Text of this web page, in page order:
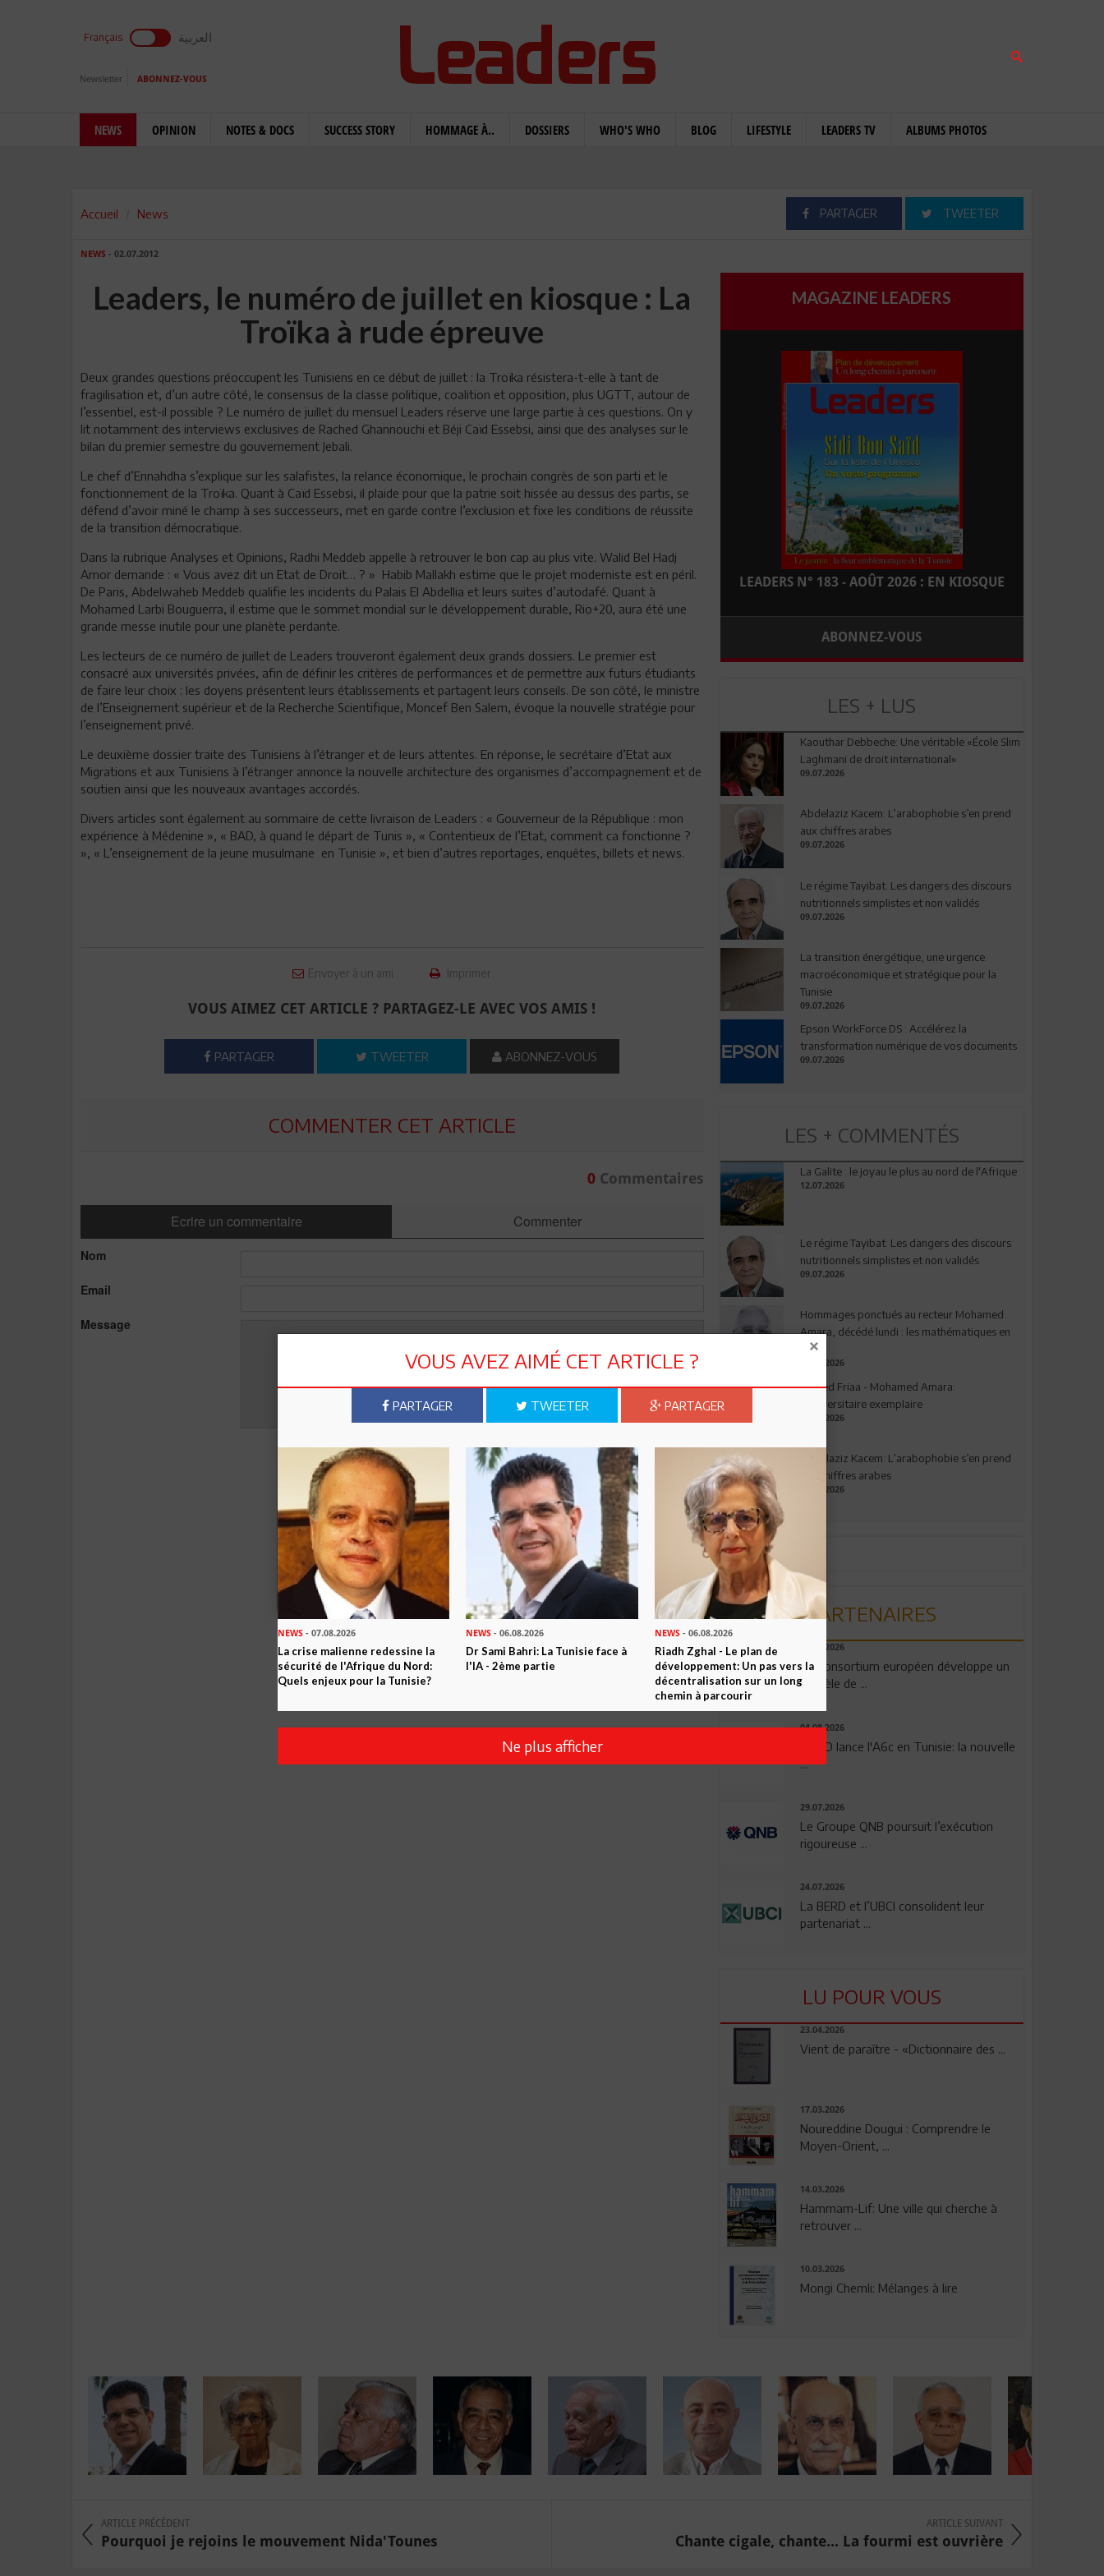
Français العربية
Newsletter ABONNEZ-VOUS
NEWS OPINION NOTES & DOCS SUCCESS STORY HOMMAGE À.. DOSSIERS WHO'S WHO BLOG LIFESTYLE LEADERS TV ALBUMS PHOTOS
Accueil News PARTAGER TWEETER
NEWS - 02.07.2012
Leaders, le numéro de juillet en kiosque : La
Troïka à rude épreuve
Deux grandes questions préoccupent les Tunisiens en ce début de juillet : la Troïka résistera-t-elle à tant de
fragilisation et, d’un autre côté, le consensus de la classe politique, coalition et opposition, plus UGTT, autour de
l’essentiel, est-il possible ? Le numéro de juillet du mensuel Leaders réserve une large partie à ces questions. On y
lit notamment des interviews exclusives de Rached Ghannouchi et Béji Caïd Essebsi, ainsi que des analyses sur le
bilan du premier semestre du gouvernement Jebali.
Le chef d’Ennahdha s’explique sur les salafistes, la relance économique, le prochain congrès de son parti et le
fonctionnement de la Troïka. Quant à Caïd Essebsi, il plaide pour que la patrie soit hissée au dessus des partis, se
défend d’avoir miné le champ à ses successeurs, met en garde contre l’exclusion et fixe les conditions de réussite
de la transition démocratique.
Dans la rubrique Analyses et Opinions, Radhi Meddeb appelle à retrouver le bon cap au plus vite. Walid Bel Hadj
Amor demande : « Vous avez dit un Etat de Droit… ? » Habib Mallakh estime que le projet moderniste est en péril.
De Paris, Abdelwaheb Meddeb qualifie les incidents du Palais El Abdellia et leurs suites d’autodafé. Quant à
Mohamed Larbi Bouguerra, il estime que le sommet mondial sur le développement durable, Rio+20, aura été une
grande messe inutile pour une planète perdante.
Les lecteurs de ce numéro de juillet de Leaders trouveront également deux grands dossiers. Le premier est
consacré aux universités privées, afin de définir les critères de performances et de permettre aux futurs étudiants
de faire leur choix : les doyens présentent leurs établissements et partagent leurs conseils. De son côté, le ministre
de l’Enseignement supérieur et de la Recherche Scientifique, Moncef Ben Salem, évoque la nouvelle stratégie pour
l’enseignement privé.
Le deuxième dossier traite des Tunisiens à l’étranger et de leurs attentes. En réponse, le secrétaire d’Etat aux
Migrations et aux Tunisiens à l’étranger annonce la nouvelle architecture des organismes d’accompagnement et de
soutien ainsi que les nouveaux avantages accordés.
Divers articles sont également au sommaire de cette livraison de Leaders : « Gouverneur de la République : mon
expérience à Médenine », « BAD, à quand le départ de Tunis », « Contentieux de l’Etat, comment ca fonctionne ?
», « L’enseignement de la jeune musulmane en Tunisie », et bien d’autres reportages, enquêtes, billets et news.
Envoyer à un ami Imprimer
VOUS AIMEZ CET ARTICLE ? PARTAGEZ-LE AVEC VOS AMIS !
PARTAGER TWEETER ABONNEZ-VOUS
COMMENTER CET ARTICLE
0Commentaires
Ecrire un commentaire Commenter
Nom
Email
Message
MAGAZINE LEADERS
LEADERS N° 183 - AOÛT 2026 : EN KIOSQUE
ABONNEZ-VOUS
LES + LUS
Kaouthar Debbeche: Une véritable «École Slim
Laghmani de droit international»
09.07.2026
Abdelaziz Kacem: L’arabophobie s’en prend
aux chiffres arabes
09.07.2026
Le régime Tayibat: Les dangers des discours
nutritionnels simplistes et non validés
09.07.2026
La transition énergétique, une urgence
macroéconomique et stratégique pour la
Tunisie
09.07.2026
Epson WorkForce DS : Accélérez la
transformation numérique de vos documents
09.07.2026
LES + COMMENTÉS
La Galite : le joyau le plus au nord de l'Afrique
12.07.2026
Le régime Tayibat: Les dangers des discours
nutritionnels simplistes et non validés
09.07.2026
Hommages ponctués au recteur Mohamed
Amara, décédé lundi : les mathématiques en
deuil
03.08.2026
Ahmed Friaa - Mohamed Amara:
l’Universitaire exemplaire
04.08.2026
Abdelaziz Kacem: L’arabophobie s’en prend
aux chiffres arabes
09.07.2026
PARTENAIRES
06.08.2026
Un consortium européen développe un
modèle de ...
04.08.2026
OPPO lance l'A6c en Tunisie: la nouvelle
...
29.07.2026
Le Groupe QNB poursuit l’exécution
rigoureuse ...
24.07.2026
La BERD et l’UBCI consolident leur
partenariat ...
LU POUR VOUS
23.04.2026
Vient de paraître - «Dictionnaire des ...
17.03.2026
Noureddine Dougui : Comprendre le
Moyen-Orient, ...
14.03.2026
Hammam-Lif: Une ville qui cherche à
retrouver ...
10.03.2026
Mongi Chemli: Mélanges à lire
ARTICLE PRÉCÉDENT
Pourquoi je rejoins le mouvement Nida'Tounes
ARTICLE SUIVANT
Chante cigale, chante... La fourmi est ouvrière
VOUS AVEZ AIMÉ CET ARTICLE ?
PARTAGER TWEETER PARTAGER
NEWS - 07.08.2026
La crise malienne redessine la
sécurité de l'Afrique du Nord:
Quels enjeux pour la Tunisie?
NEWS - 06.08.2026
Dr Sami Bahri: La Tunisie face à
l'IA - 2ème partie
NEWS- 06.08.2026
Riadh Zghal - Le plan de
développement: Un pas vers la
décentralisation sur un long
chemin à parcourir
Ne plus afficher